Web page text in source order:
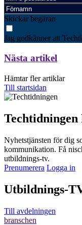
Skickar begäran
Jag godkänner att
Nästa artikel
Hämtar fler artiklar
Till startsidan
Nyhetstjänsten för dig
kommunikation. Få
utbildnings-tv.
Prenumerera Logga in
Utbildnings-
Till avdelningen
branschen